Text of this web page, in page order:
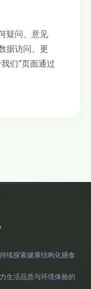
疑问、意见
据访问、更
们”页面通过
续探索健康结构化膳食
生活品质与环境体验的